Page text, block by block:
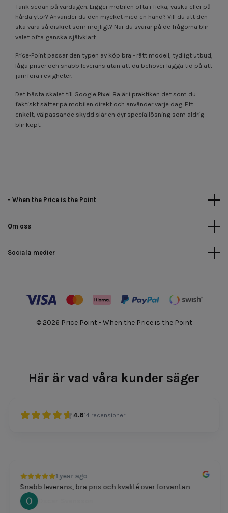
Tänk sedan på vardagen. Ligger mobilen ofta i ficka, väska eller på
hårda ytor? Använder du den mycket med en hand? Vill du att den
ska vara så diskret som möjligt? När du svarar på de frågorna blir
valet ofta ganska självklart.
Price-Point passar den typen av köp bra - rätt modell, tydligt utbud,
låga priser och snabb leverans utan att du behöver lägga tid på att
jämföra i evigheter.
Det bästa skalet till Google Pixel 8a är i praktiken det som du
faktiskt sätter på mobilen direkt och använder varje dag. Ett
enkelt, välpassande skydd slår en dyr speciallösning som aldrig
blir köpt.
- When the Price is the Point
Om oss
Sociala medier
© 2026 Price Point - When the Price is the Point
Här är vad våra kunder säger
4.614 recensioner
1 year ago
Snabb leverans, bra pris och kvalité över förväntan
Oscar Svensson